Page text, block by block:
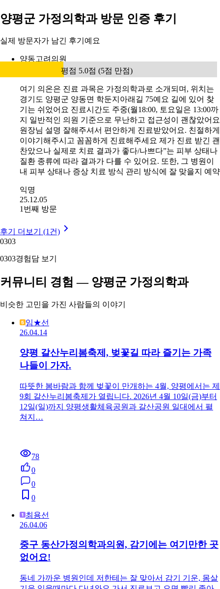
양평군 가정의학과 방문 인증 후기
실제 방문자가 남긴 후기예요
양동고려의원
평점 5.0점 (5점 만점)
여기 의온은 진료 과목은 가정의학과로 소개되며, 위치는
경기도 양평군 양동면 학둔지아래길 75예요 길에 있어 찾
기는 쉬었어요 진료시간도 주중(월18:00, 토요일은 13:00까
지 일반적인 의원 기준으로 무난하고 접근성이 괜찮았어요
원장님 설명 잘해주셔서 편안하게 진료받았어요. 친절하게
이야기해주시고 꼼꼼하게 진료해주세요 제가 진료 받긴 괜
찬았으나 실제로 치료 결과가 좋다/나쁘다”는 피부 상태나
질환 종류에 따라 결과가 다를 수 있어요. 또한, 그 병원이
내 피부 상태나 증상 치료 방식 관리 방식에 잘 맞을지 예약
익명
25.12.05
1번째 방문
후기 더보기 (1건)
0303
0303경험담 보기
커뮤니티 경험 — 양평군 가정의학과
비슷한 고민을 가진 사람들의 이야기
임★선
26.04.14
양평 갈산누리봄축제, 벚꽃길 따라 즐기는 가족
나들이 가자.
따뜻한 봄바람과 함께 벚꽃이 만개하는 4월, 양평에서는 제
9회 갈산누리봄축제가 열립니다. 2026년 4월 10일(금)부터
12일(일)까지 양평생활체육공원과 갈산공원 일대에서 펼
쳐지…